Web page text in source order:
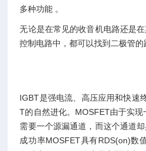
多种功能 。
无论是在常见的收音机电路还是
控制电路中，都可以找到二极管的
IGBT是强电流、高压应用和快速
T的自然进化。MOSFET由于实
需要一个源漏通道，而这个通道
成功率MOSFET具有RDS(on)数